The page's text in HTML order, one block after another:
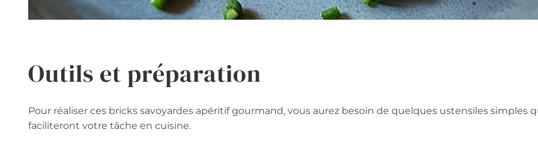
Outils et préparation
Pour réaliser ces bricks savoyardes apéritif gourmand, vous aurez besoin de quelques ustensiles simples
faciliteront votre tâche en cuisine.